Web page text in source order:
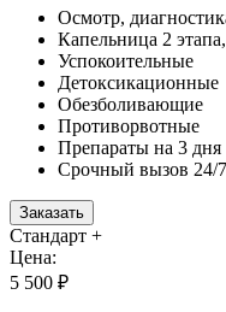
Осмотр,
Капельница 2
Успокоительные
Детоксикационные
Обезболивающие
Противорвотные
Препараты на 3 дня
Срочный вызов 24/7
Заказать
Стандарт +
Цена:
5 500 ₽